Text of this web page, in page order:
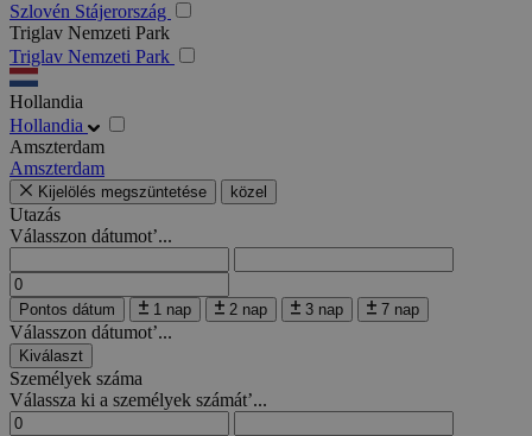
Szlovén Stájerország
Triglav Nemzeti Park
Triglav Nemzeti Park
Hollandia
Hollandia
Amszterdam
Amszterdam
Kijelölés megszüntetése közel
Utazás
Válasszon dátumot’...
Pontos dátum 1 nap 2 nap 3 nap 7 nap
Válasszon dátumot’...
Kiválaszt
Személyek száma
Válassza ki a személyek számát’...